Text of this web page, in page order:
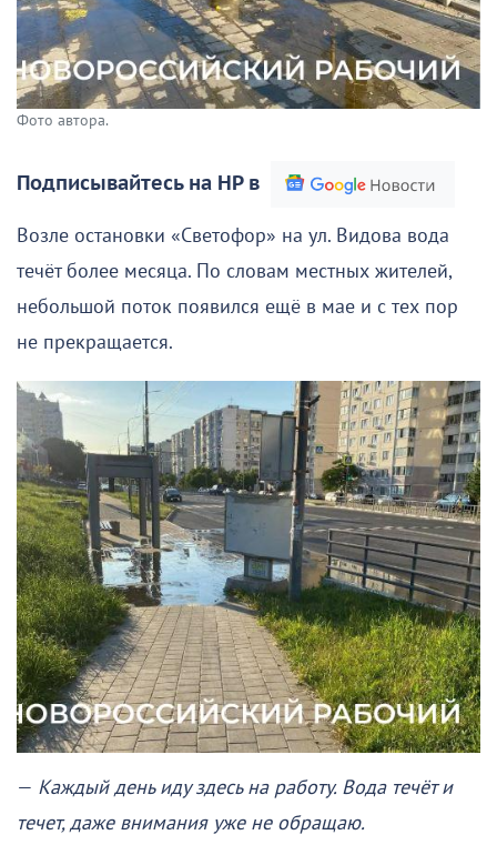
Фото автора.
Подписывайтесь на НР в
Возле остановки «Светофор» на ул. Видова вода
течёт более месяца. По словам местных жителей,
небольшой поток появился ещё в мае и с тех пор
не прекращается.
— Каждый день иду здесь на работу. Вода течёт и
течет, даже внимания уже не обращаю.